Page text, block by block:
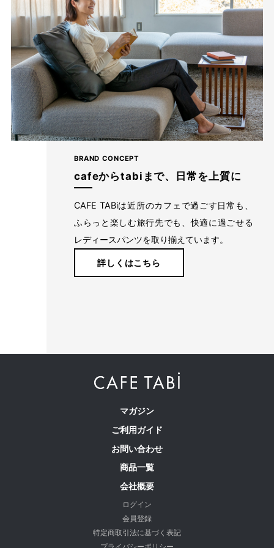
BRAND CONCEPT
cafeからtabiまで、日常を上質に
CAFE TABiは近所のカフェで過ごす日常も、
ふらっと楽しむ旅行先でも、快適に過ごせる
レディースパンツを取り揃えています。
詳しくはこちら
マガジン
ご利用ガイド
お問い合わせ
商品一覧
会社概要
ログイン
会員登録
特定商取引法に基づく表記